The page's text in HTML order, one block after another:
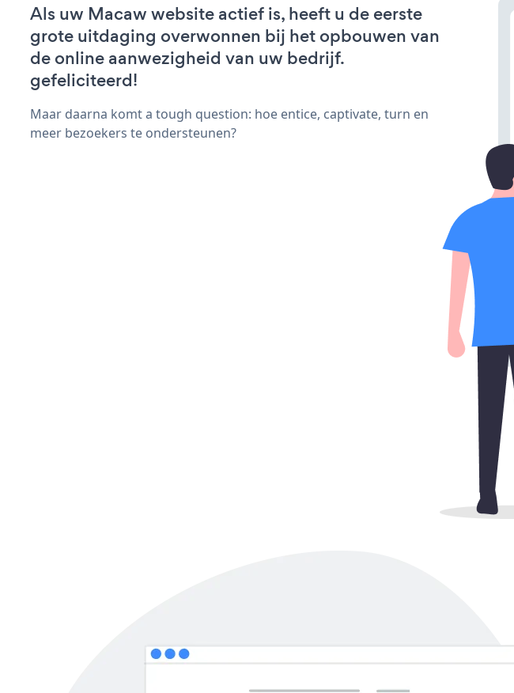
Als uw Macaw website actief is, heeft u de eerste
grote uitdaging overwonnen bij het opbouwen van
de online aanwezigheid van uw bedrijf.
gefeliciteerd!
Maar daarna komt a tough question: hoe entice, captivate, turn en
meer bezoekers te ondersteunen?